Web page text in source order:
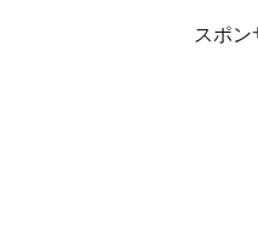
スポン